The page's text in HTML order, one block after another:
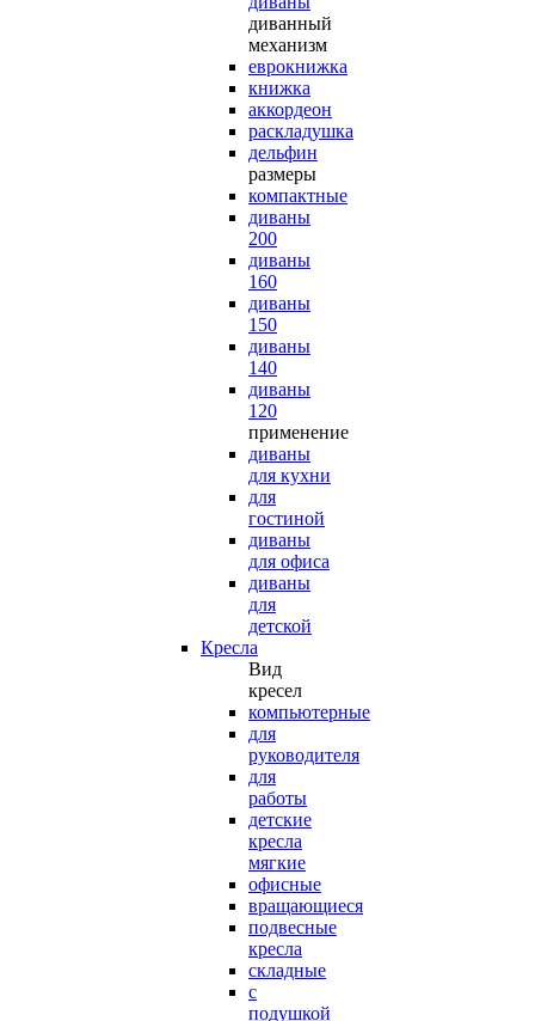
диванный
механизм
еврокнижка
книжка
аккордеон
раскладушка
дельфин
размеры
компактные
диваны
200
диваны
160
диваны
150
диваны
140
диваны
120
применение
диваны
для кухни
для
гостиной
диваны
для офиса
диваны
для
детской
Кресла
Вид
кресел
компьютерные
для
руководителя
для
работы
детские
кресла
мягкие
офисные
вращающиеся
подвесные
кресла
складные
с
подушкой